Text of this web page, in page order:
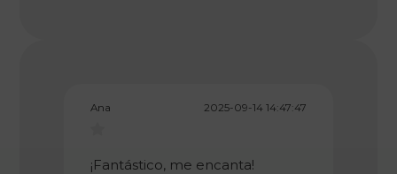
Ana 2025-09-14 14:47:47
¡Fantástico, me encanta!